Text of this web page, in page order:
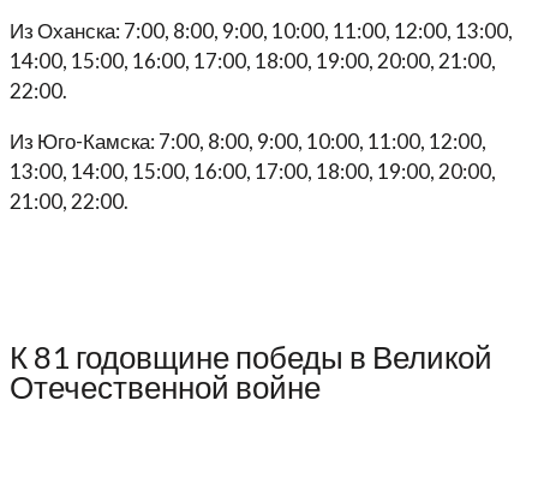
Из Оханска: 7:00, 8:00, 9:00, 10:00, 11:00, 12:00, 13:00,
14:00, 15:00, 16:00, 17:00, 18:00, 19:00, 20:00, 21:00,
22:00.
Из Юго-Камска: 7:00, 8:00, 9:00, 10:00, 11:00, 12:00,
13:00, 14:00, 15:00, 16:00, 17:00, 18:00, 19:00, 20:00,
21:00, 22:00.
К 81 годовщине победы в Великой
Отечественной войне